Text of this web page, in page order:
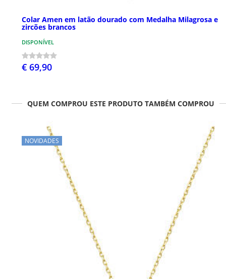
Colar Amen em latão dourado com Medalha Milagrosa e
zircões brancos
DISPONÍVEL
€ 69,90
QUEM COMPROU ESTE PRODUTO TAMBÉM COMPROU
NOVIDADES